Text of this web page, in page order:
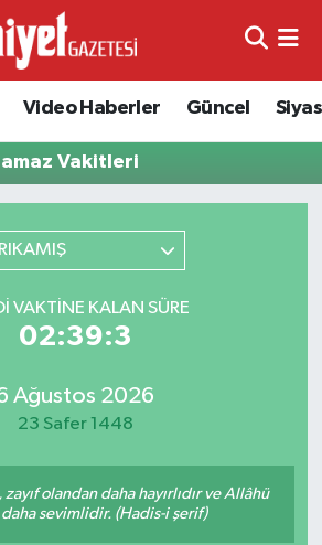
Video Haberler Güncel
Vakitleri
VAKTINE KALAN SÜRE
02:39:3
Ağustos 2026
23 Safer 1448
olandan daha hayırlıdır ve Allâhü
daha sevimlidir. (Hadis-i şerif)